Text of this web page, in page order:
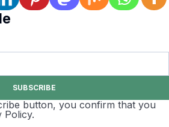
SUBSCRIBE
button, you confirm that you
Policy.